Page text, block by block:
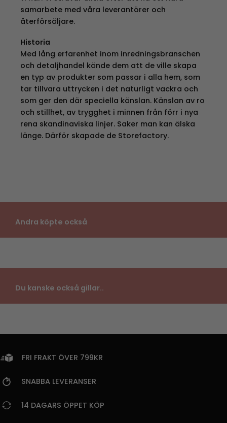
samarbete med våra leverantörer och
återförsäljare.
Historia
Med lång erfarenhet inom inredningsbranschen
och detaljhandel kände dem att de ville skapa
en typ av produkter som passar i alla hem, som
tar tillvara uttrycken i det naturligt vackra och
som ger den där speciella känslan. Känslan av ro
och stillhet, av trygghet i minnen från förr i nya
rena skandinaviska linjer. Saker man kan älska
länge. Därför skapade de Storefactory.
Andra köpte också
Du kanske också gillar..
FRI FRAKT ÖVER 799KR
SNABBA LEVERANSER
14 DAGARS ÖPPET KÖP